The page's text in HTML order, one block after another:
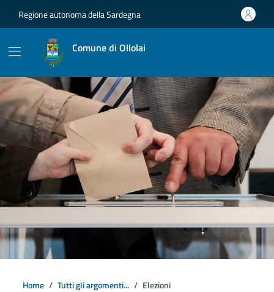
Regione autonoma della Sardegna
Comune di Ollolai
Home Tutti gli argomenti... Elezioni